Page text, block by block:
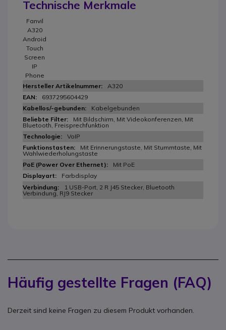
Technische Merkmale
Fanvil
A320
Android
Touch
Screen
IP
Phone
A320
6937295604429
Kabelgebunden
Mit Bildschirm, Mit Videokonferenzen, Mit
Bluetooth, Freisprechfunktion
VoIP
Mit Erinnerungstaste, Mit Stummtaste, Mit
Wahlwiederholungstaste
Mit PoE
Farbdisplay
1 USB-Port, 2 R J45 Stecker, Bluetooth
Verbindung, RJ9 Stecker
Häufig gestellte Fragen (FAQ)
Derzeit sind keine Fragen zu diesem Produkt vorhanden.